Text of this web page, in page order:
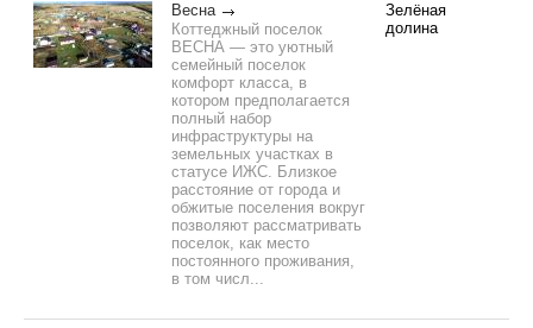
Весна
Коттеджный поселок
ВЕСНА — это уютный
семейный поселок
комфорт класса, в
котором предполагается
полный набор
инфраструктуры на
земельных участках в
статусе ИЖС. Близкое
расстояние от города и
обжитые поселения вокруг
позволяют рассматривать
поселок, как место
постоянного проживания,
в том числ...
Зелёная
долина